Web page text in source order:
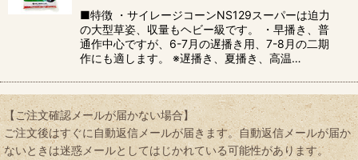
■特徴 ・サイレージコーンNS129スーパーは迫力
の大型草姿、収量もヘビー級です。 ・早播き、普
通作中心ですが、6-7月の遅播き用、7-8月の二期
作にも適します。 ※遅播き、夏播き、高温…
【ご注文確認メールが届かない場合】
ご注文後はすぐに自動返信メールが届きます。自動返信メールが届か
ないときは迷惑メールとしてはじかれている可能性があります。